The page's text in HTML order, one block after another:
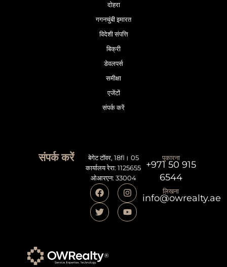
दोहरा
गगनचुंबी इमारत
विदेशी संपत्ति
बिक्री
डेवलपर्स
समीक्षा
एजेंटों
संपर्क करें
संपर्क करें
बेगेट टॉवर, 18fl। 05
कार्यालय रेरा: 1125655
ओआरएन: 33004
पुकारना
+971 50 915
6544
लिखना
info@owrealty.ae